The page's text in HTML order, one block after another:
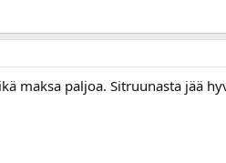
maksa paljoa. Sitruunasta jää